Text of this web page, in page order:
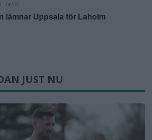
06:00
lämnar Uppsala för Laholm
JUST NU